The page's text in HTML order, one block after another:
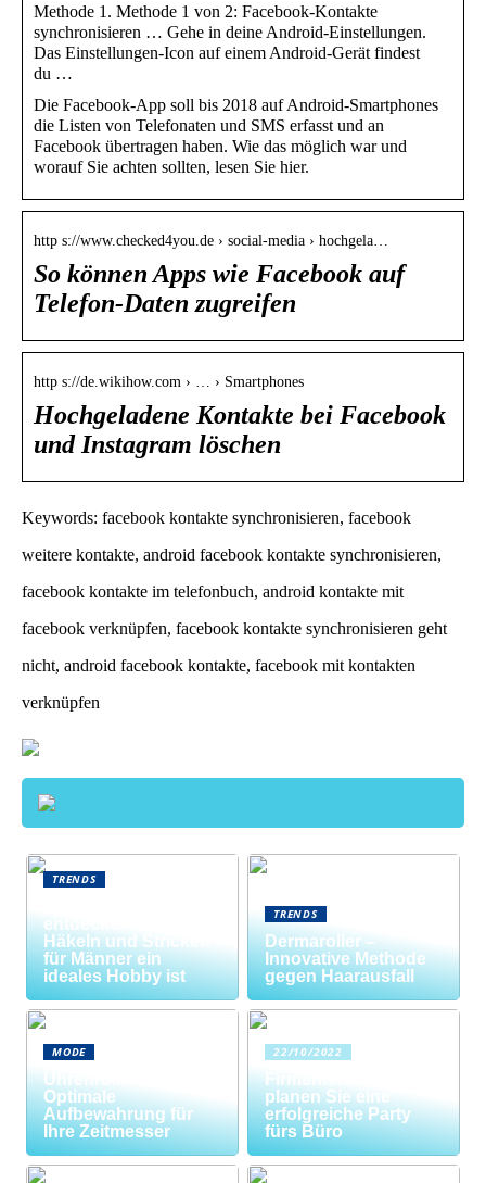
Methode 1. Methode 1 von 2: Facebook-Kontakte
synchronisieren … Gehe in deine Android-Einstellungen.
Das Einstellungen-Icon auf einem Android-Gerät findest
du …
Die Facebook-App soll bis 2018 auf Android-Smartphones
die Listen von Telefonaten und SMS erfasst und an
Facebook übertragen haben. Wie das möglich war und
worauf Sie achten sollten, lesen Sie hier.
http s://www.checked4you.de › social-media › hochgela…
So können Apps wie Facebook auf
Telefon-Daten zugreifen
http s://de.wikihow.com › … › Smartphones
Hochgeladene Kontakte bei Facebook
und Instagram löschen
Keywords: facebook kontakte synchronisieren, facebook
weitere kontakte, android facebook kontakte synchronisieren,
facebook kontakte im telefonbuch, android kontakte mit
facebook verknüpfen, facebook kontakte synchronisieren geht
nicht, android facebook kontakte, facebook mit kontakten
verknüpfen
TRENDS
entdecken: Warum
Häkeln und Stricken
für Männer ein
ideales Hobby ist
TRENDS
Dermaroller –
Innovative Methode
gegen Haarausfall
MODE
Uhrenrolle: Die
Optimale
Aufbewahrung für
Ihre Zeitmesser
22/10/2022
Firmenfeier? So
planen Sie eine
erfolgreiche Party
fürs Büro